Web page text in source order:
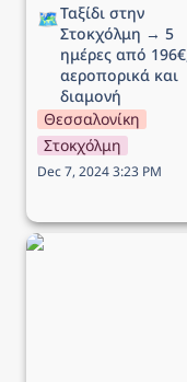
🗺️Ταξίδι στην
Στοκχόλμη → 5
ημέρες από
αεροπορικά και
διαμονή
Θεσσαλονίκη
Στοκχόλμη
Dec 7, 2024 3:23 PM
Ταξίδι στo